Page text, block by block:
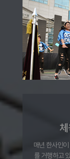
매년 한사인
를 거행하고